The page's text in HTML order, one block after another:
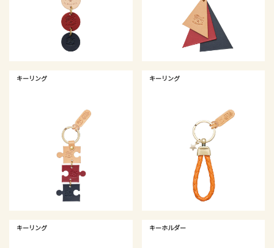
キーリング キーリング
キーリング キーホルダー